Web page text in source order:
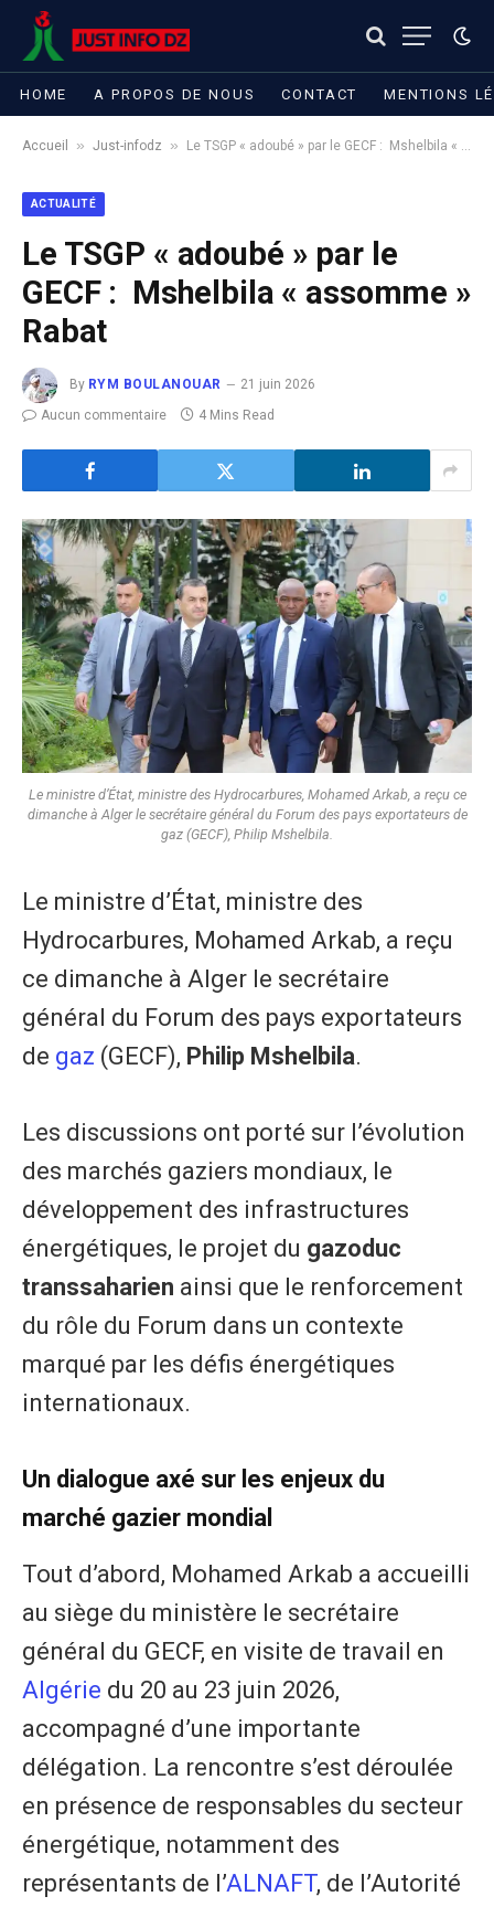
HOME A PROPOS DE NOUS CONTACT MENTIONS
Accueil » Just-infodz » Le TSGP « adoubé » par le GECF : Mshelbila « assomme » Rabat
ACTUALITÉ
Le TSGP « adoubé » par le
GECF : Mshelbila « assomme »
Rabat
By RYM BOULANOUAR
21 juin 2026
Aucun commentaire
4 Mins Read
Le ministre d’État, ministre des Hydrocarbures, Mohamed Arkab, a reçu ce
dimanche à Alger le secrétaire général du Forum des pays exportateurs de
gaz (GECF), Philip Mshelbila.
Le ministre d’État, ministre des
Hydrocarbures, Mohamed Arkab, a reçu
ce dimanche à Alger le secrétaire
général du Forum des pays exportateurs
de gaz (GECF), Philip Mshelbila.
Les discussions ont porté sur l’évolution
des marchés gaziers mondiaux, le
développement des infrastructures
énergétiques, le projet du gazoduc
transsaharien ainsi que le renforcement
du rôle du Forum dans un contexte
marqué par les défis énergétiques
internationaux.
Un dialogue axé sur les enjeux du
marché gazier mondial
Tout d’abord, Mohamed Arkab a accueilli
au siège du ministère le secrétaire
général du GECF, en visite de travail en
Algérie du 20 au 23 juin 2026,
accompagné d’une importante
délégation. La rencontre s’est déroulée
en présence de responsables du secteur
énergétique, notamment des
représentants de l’ALNAFT, de l’Autorité